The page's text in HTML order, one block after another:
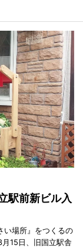
駅前新ビル入
い場所』をつくるの
15日、旧国立駅舎